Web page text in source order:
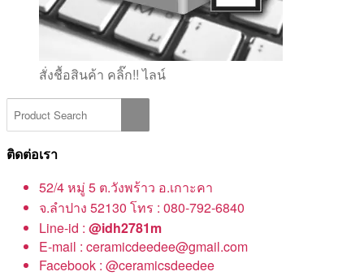
สั่งชื้อสินค้า คลิ๊ก!! ไลน์
ติดต่อเรา
52/4 หมู่ 5 ต.วังพร้าว อ.เกาะคา
จ.ลำปาง 52130 โทร : 080-792-6840
Line-id : @idh2781m
E-mail : ceramicdeedee@gmail.com
Facebook : @ceramicsdeedee